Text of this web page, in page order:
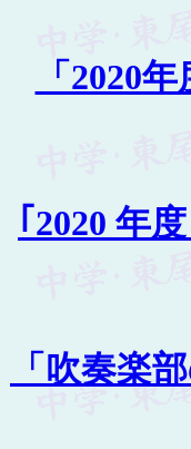
「2020
｢2020 年
「吹奏楽